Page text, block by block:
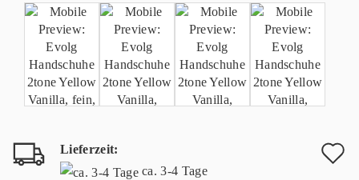
Lieferzeit:
ca. 3-4 Tage